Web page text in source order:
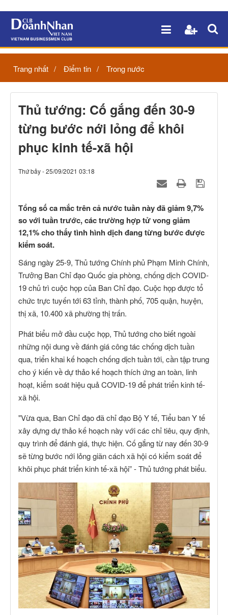
Trang nhất Điểm tin Trong nước
Thủ tướng: Cố gắng đến 30-9
từng bước nới lỏng để khôi
phục kinh tế-xã hội
Thứ bảy - 25/09/2021 03:18
Tổng số ca mắc trên cả nước tuần này đã giảm 9,7%
so với tuần trước, các trường hợp tử vong giảm
12,1% cho thấy tình hình dịch đang từng bước được
kiểm soát.
Sáng ngày 25-9, Thủ tướng Chính phủ Phạm Minh Chính,
Trưởng Ban Chỉ đạo Quốc gia phòng, chống dịch COVID-
19 chủ trì cuộc họp của Ban Chỉ đạo. Cuộc họp được tổ
chức trực tuyến tới 63 tỉnh, thành phố, 705 quận, huyện,
thị xã, 10.400 xã phường thị trấn.
Phát biểu mở đầu cuộc họp, Thủ tướng cho biết ngoài
những nội dung về đánh giá công tác chống dịch tuần
qua, triển khai kế hoạch chống dịch tuần tới, cần tập trung
cho ý kiến về dự thảo kế hoạch thích ứng an toàn, linh
hoạt, kiểm soát hiệu quả COVID-19 để phát triển kinh tế-
xã hội.
"Vừa qua, Ban Chỉ đạo đã chỉ đạo Bộ Y tế, Tiểu ban Y tế
xây dựng dự thảo kế hoạch này với các chỉ tiêu, quy định,
quy trình để đánh giá, thực hiện. Cố gắng từ nay đến 30-9
sẽ từng bước nới lỏng giãn cách xã hội có kiểm soát để
khôi phục phát triển kinh tế-xã hội” - Thủ tướng phát biểu.